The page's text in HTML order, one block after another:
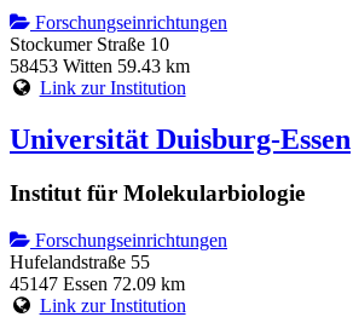
Forschungseinrichtungen
Stockumer Straße 10
58453 Witten 59.43 km
Link zur Institution
Universität Duisburg-Essen
Institut für Molekularbiologie
Forschungseinrichtungen
Hufelandstraße 55
45147 Essen 72.09 km
Link zur Institution